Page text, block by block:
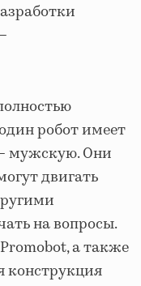
робот имеет
мужскую. Они
двигать
на вопросы.
а также
конструкция